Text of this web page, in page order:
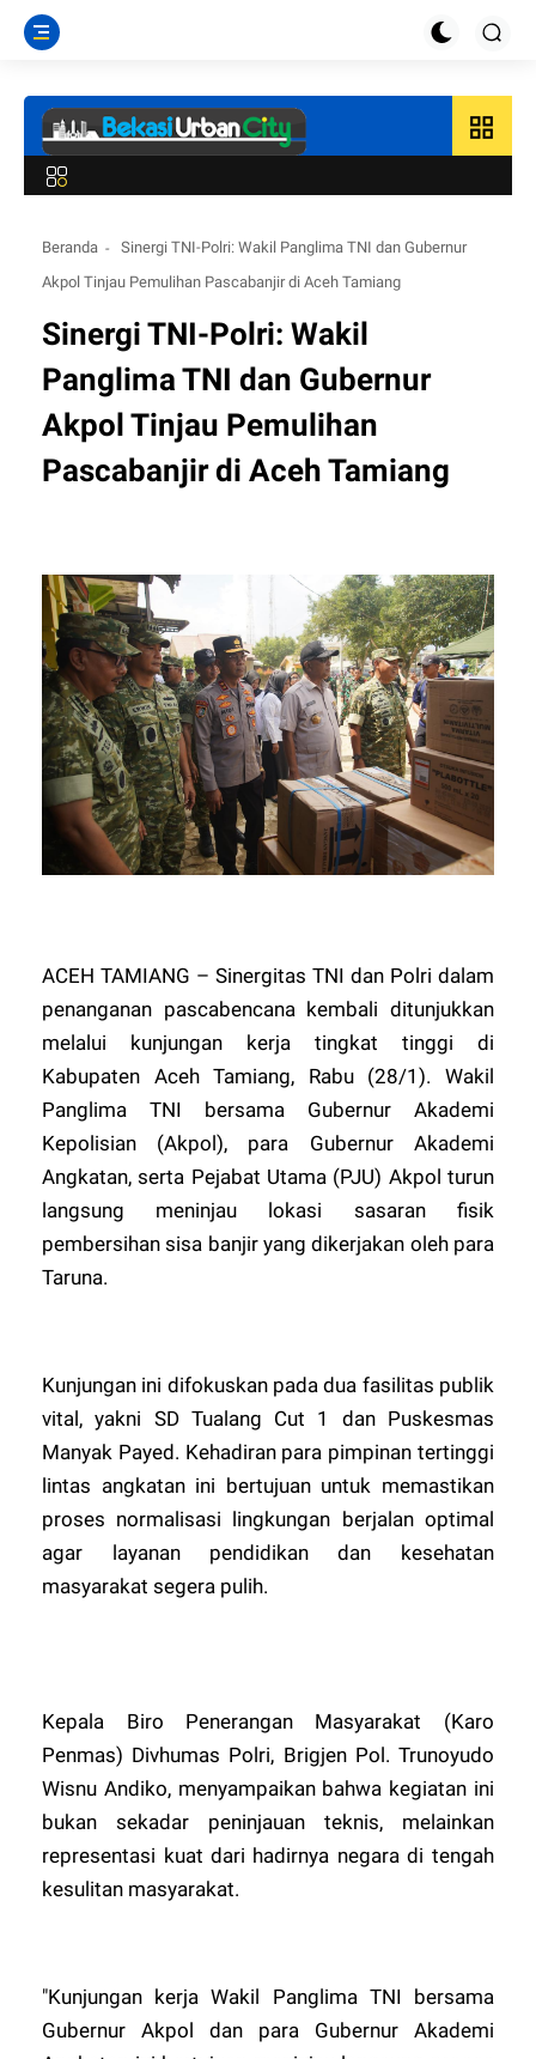
grid_view
Beranda
Sinergi TNI-Polri: Wakil Panglima TNI dan Gubernur
Akpol Tinjau Pemulihan Pascabanjir di Aceh Tamiang
Sinergi TNI-Polri: Wakil
Panglima TNI dan Gubernur
Akpol Tinjau Pemulihan
Pascabanjir di Aceh Tamiang
​ACEH TAMIANG – Sinergitas TNI dan Polri dalam
penanganan pascabencana kembali ditunjukkan
melalui kunjungan kerja tingkat tinggi di
Kabupaten Aceh Tamiang, Rabu (28/1). Wakil
Panglima TNI bersama Gubernur Akademi
Kepolisian (Akpol), para Gubernur Akademi
Angkatan, serta Pejabat Utama (PJU) Akpol turun
langsung meninjau lokasi sasaran fisik
pembersihan sisa banjir yang dikerjakan oleh para
Taruna.
​Kunjungan ini difokuskan pada dua fasilitas publik
vital, yakni SD Tualang Cut 1 dan Puskesmas
Manyak Payed. Kehadiran para pimpinan tertinggi
lintas angkatan ini bertujuan untuk memastikan
proses normalisasi lingkungan berjalan optimal
agar layanan pendidikan dan kesehatan
masyarakat segera pulih.
​Kepala Biro Penerangan Masyarakat (Karo
Penmas) Divhumas Polri, Brigjen Pol. Trunoyudo
Wisnu Andiko, menyampaikan bahwa kegiatan ini
bukan sekadar peninjauan teknis, melainkan
representasi kuat dari hadirnya negara di tengah
kesulitan masyarakat.
​"Kunjungan kerja Wakil Panglima TNI bersama
Gubernur Akpol dan para Gubernur Akademi